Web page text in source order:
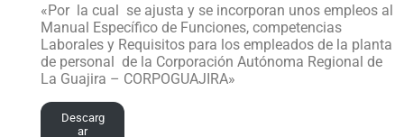
«Por la cual se ajusta y se incorporan unos empleos al
Manual Específico de Funciones, competencias
Laborales y Requisitos para los empleados de la planta
de personal de la Corporación Autónoma Regional de
La Guajira – CORPOGUAJIRA»
Descarg
ar